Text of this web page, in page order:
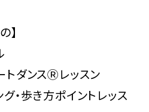
】
ダンスⓇレッスン
・歩き方ポイントレッス